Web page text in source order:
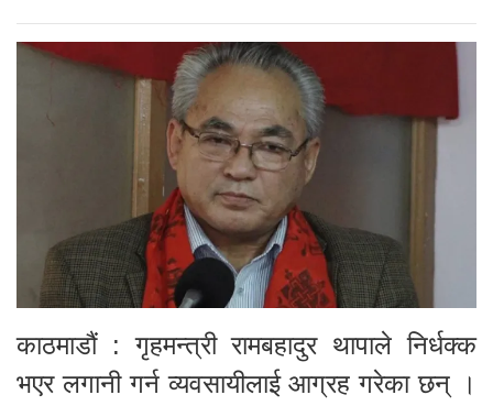
काठमाडौं : गृहमन्त्री रामबहादुर थापाले निर्धक्क
भएर लगानी गर्न व्यवसायीलाई आग्रह गरेका छन् ।